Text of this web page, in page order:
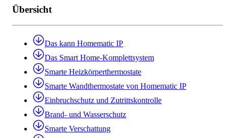
Übersicht
Das kann Homematic IP
Das Smart Home-Komplettsystem
Smarte Heizkörperthermostate
Smarte Wandthermostate von Homematic IP
Einbruchschutz und Zutrittskontrolle
Brand- und Wasserschutz
Smarte Verschattung